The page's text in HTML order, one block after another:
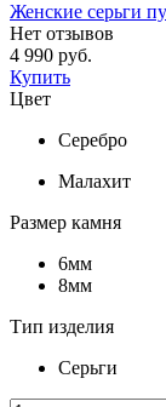
Женские серьги
Нет отзывов
4 990 руб.
Купить
Цвет
Серебро
Малахит
Размер камня
6мм
8мм
Тип изделия
Серьги